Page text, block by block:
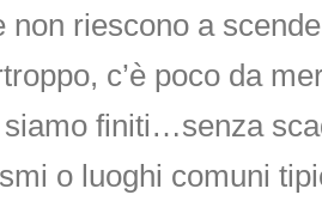
non riescono a
c’è poco da
finiti…senza
o luoghi comuni